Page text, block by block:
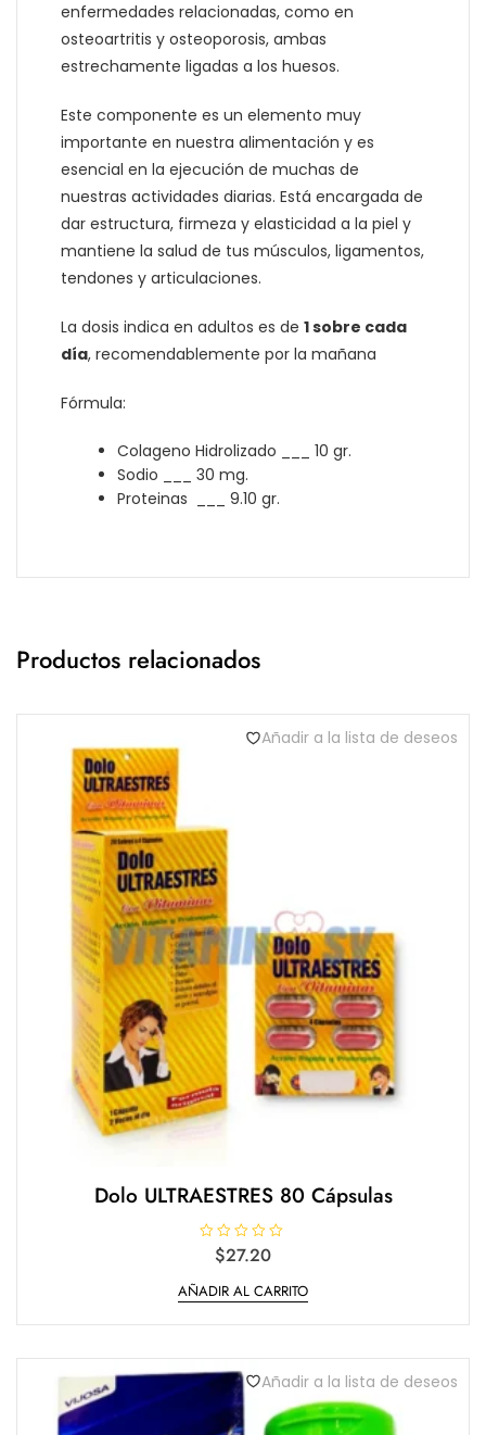
enfermedades relacionadas, como en
osteoartritis y osteoporosis, ambas
estrechamente ligadas a los huesos.
Este componente es un elemento muy
importante en nuestra alimentación y es
esencial en la ejecución de muchas de
nuestras actividades diarias. Está encargada de
dar estructura, firmeza y elasticidad a la piel y
mantiene la salud de tus músculos, ligamentos,
tendones y articulaciones.
La dosis indica en adultos es de 1 sobre cada
día, recomendablemente por la mañana
Fórmula:
Colageno Hidrolizado ___ 10 gr.
Sodio ___ 30 mg.
Proteinas ___ 9.10 gr.
Productos relacionados
Añadir a la lista de deseos
Dolo ULTRAESTRES 80 Cápsulas
o
r
d
0
$27.20
AÑADIR AL CARRITO
Añadir a la lista de deseos